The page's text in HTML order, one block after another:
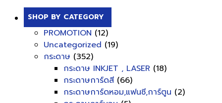
SHOP BY CATEGORY
PROMOTION (12)
Uncategorized (19)
กระดาษ (352)
กระดาษ INKJET , LASER (18)
กระดาษการ์ดสี (66)
กระดาษการ์ดหอม,แฟนซี,การ์ตูน (2)